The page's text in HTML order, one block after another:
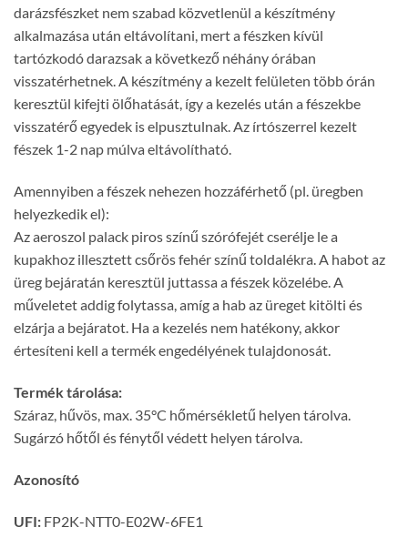
darázsfészket nem szabad közvetlenül a készítmény
alkalmazása után eltávolítani, mert a fészken kívül
tartózkodó darazsak a következő néhány órában
visszatérhetnek. A készítmény a kezelt felületen több órán
keresztül kifejti ölőhatását, így a kezelés után a fészekbe
visszatérő egyedek is elpusztulnak. Az írtószerrel kezelt
fészek 1-2 nap múlva eltávolítható.
Amennyiben a fészek nehezen hozzáférhető (pl. üregben
helyezkedik el):
Az aeroszol palack piros színű szórófejét cserélje le a
kupakhoz illesztett csőrös fehér színű toldalékra. A habot az
üreg bejáratán keresztül juttassa a fészek közelébe. A
műveletet addig folytassa, amíg a hab az üreget kitölti és
elzárja a bejáratot. Ha a kezelés nem hatékony, akkor
értesíteni kell a termék engedélyének tulajdonosát.
Termék tárolása:
Száraz, hűvös, max. 35°C hőmérsékletű helyen tárolva.
Sugárzó hőtől és fénytől védett helyen tárolva.
Azonosító
UFI: FP2K-NTT0-E02W-6FE1